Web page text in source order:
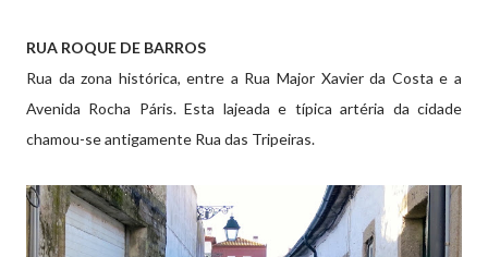
RUA ROQUE DE BARROS
Rua da zona histórica, entre a Rua Major Xavier da Costa e a
Avenida Rocha Páris. Esta lajeada e típica artéria da cidade
chamou-se antigamente Rua das Tripeiras.